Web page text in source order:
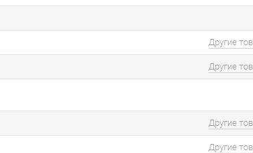
Другие
Другие
Другие
Другие